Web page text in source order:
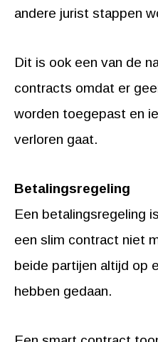
andere jurist stappen
Dit is ook een van de
contracts omdat er
worden toegepast en
verloren gaat.
Betalingsregeling
Een betalingsregeling
een slim contract niet
beide partijen altijd op
hebben gedaan.